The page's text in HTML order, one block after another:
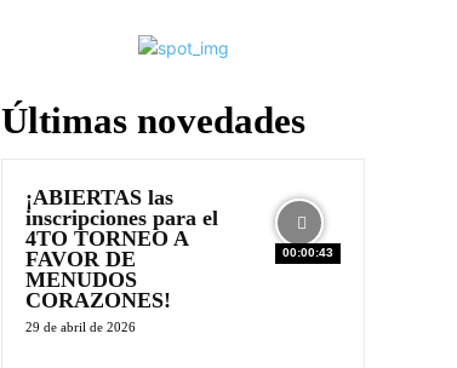
Últimas novedades
00:00:43
¡ABIERTAS las
inscripciones para el
4TO TORNEO A
FAVOR DE
MENUDOS
CORAZONES!
29 de abril de 2026